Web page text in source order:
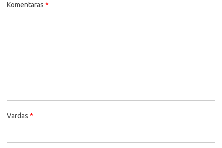
Komentaras *
Vardas *